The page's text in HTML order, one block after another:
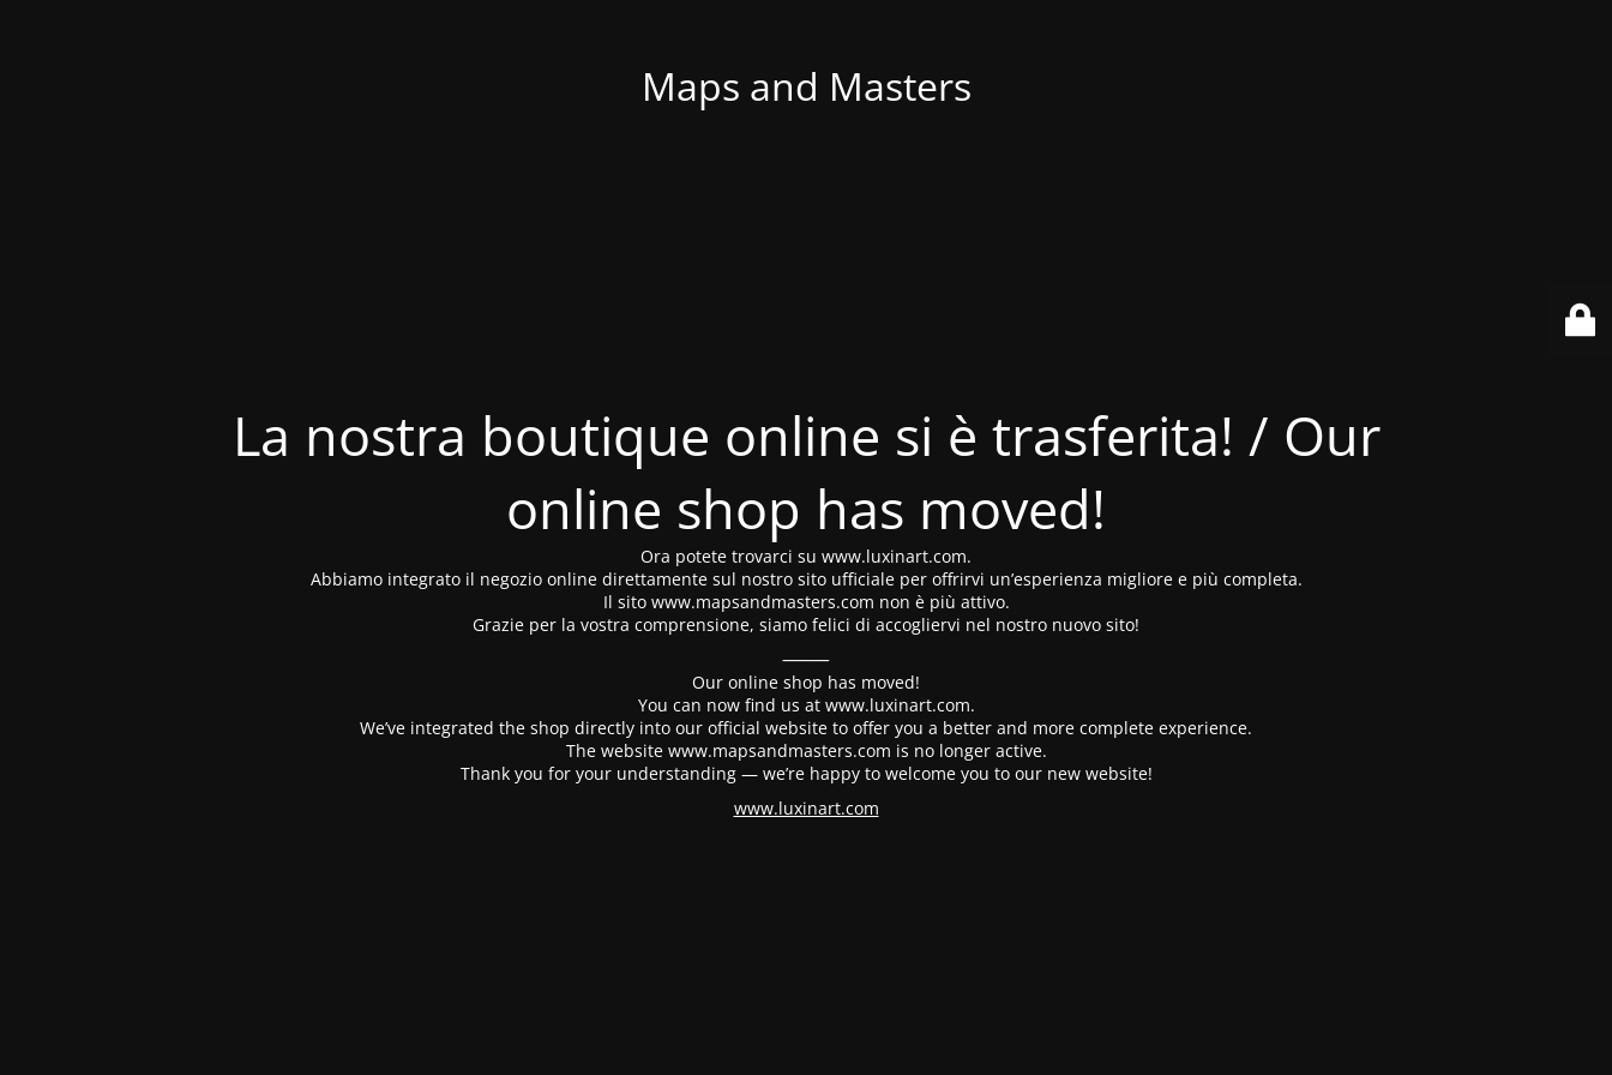
Maps and Masters
La nostra boutique online si è trasferita! / Our
online shop has moved!
Ora potete trovarci su www.luxinart.com.
Abbiamo integrato il negozio online direttamente sul nostro sito ufficiale per offrirvi un’esperienza migliore e più completa.
Il sito www.mapsandmasters.com non è più attivo.
Grazie per la vostra comprensione, siamo felici di accogliervi nel nostro nuovo sito!
⸻
Our online shop has moved!
You can now find us at www.luxinart.com.
We’ve integrated the shop directly into our official website to offer you a better and more complete experience.
The website www.mapsandmasters.com is no longer active.
Thank you for your understanding — we’re happy to welcome you to our new website!
www.luxinart.com